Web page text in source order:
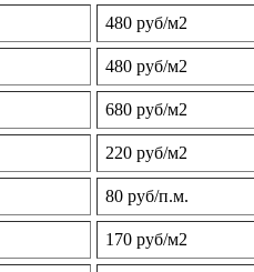
480 руб/м2
480 руб/м2
680 руб/м2
220 руб/м2
80 руб/п.м.
170 руб/м2